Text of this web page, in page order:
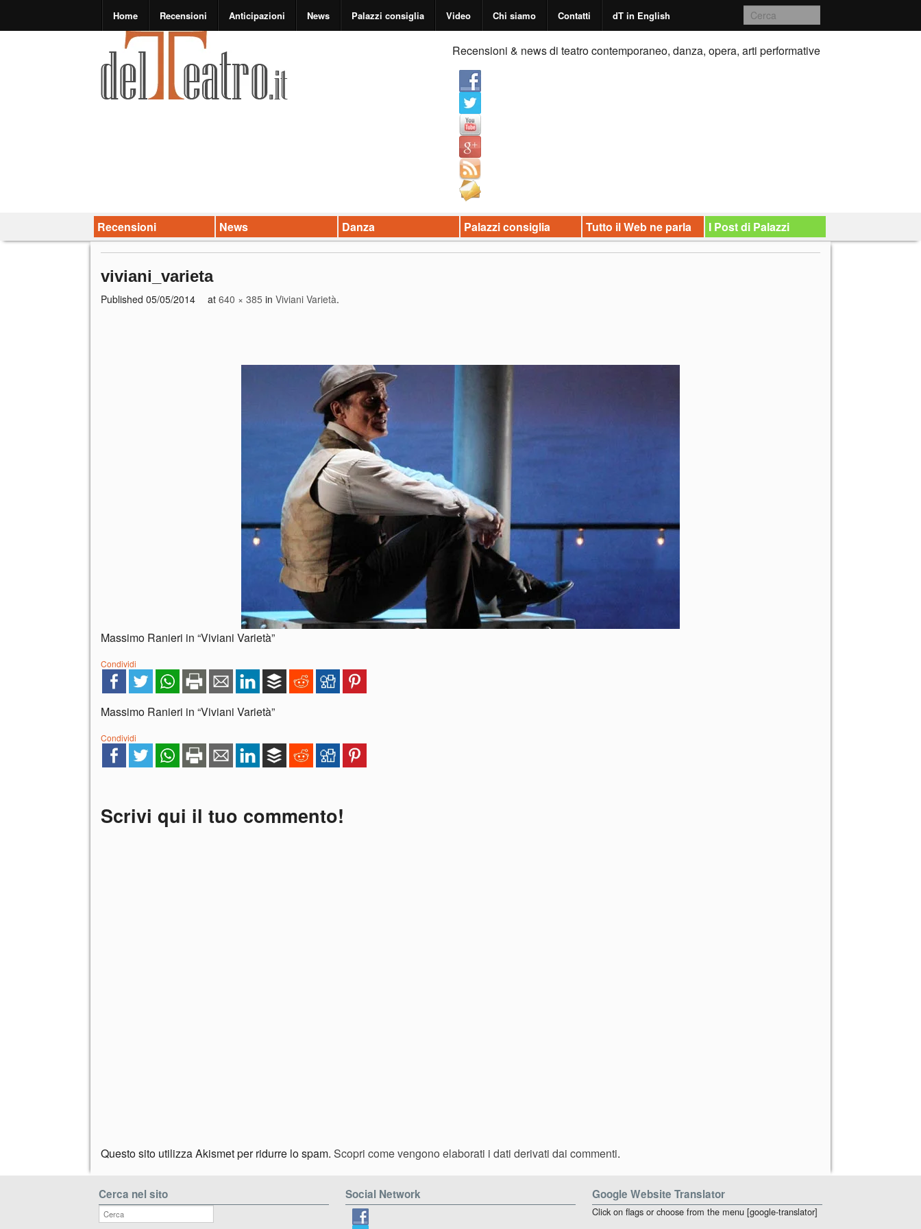
Home Recensioni Anticipazioni News Palazzi consiglia Video Chi siamo Contatti dT in English
Recensioni & news di teatro contemporaneo, danza, opera, arti performative
Recensioni News Danza Palazzi consiglia Tutto il Web ne parla I Post di Palazzi
viviani_varieta
Published 05/05/2014 at 640 × 385 in Viviani Varietà.
Massimo Ranieri in “Viviani Varietà”
Condividi
Massimo Ranieri in “Viviani Varietà”
Condividi
Scrivi qui il tuo commento!
Questo sito utilizza Akismet per ridurre lo spam. Scopri come vengono elaborati i dati derivati dai commenti.
Cerca nel sito Social Network Google Website Translator
Click on flags or choose from the menu [google-translator]